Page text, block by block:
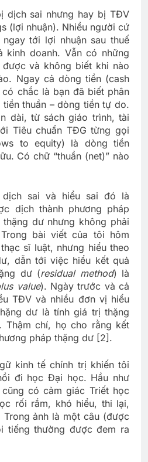
dịch sai nhưng hay bị TĐV
(lợi nhuận). Nhiều người cứ
tới lợi nhuận sau thuế
kinh doanh. Vẫn có những
và không biết khi nào
Ngay cả dòng tiền (cash
chắc là bạn đã biết phân
thuần – dòng tiền tự do.
dài, từ sách giáo trình, tài
Tiêu chuẩn TĐG từng gọi
to equity) là dòng tiền
Có chữ “thuần (net)” nào
sai và hiểu sai đó là
dịch thành phương pháp
dư nhưng không phải
bài viết của tôi hôm
sĩ luật, nhưng hiểu theo
dẫn tới việc hiểu kết quả
dư (residual method) là
value). Ngày trước và cả
TĐV và nhiều đơn vị hiểu
dư là tính giá trị thặng
chí, họ cho rằng kết
pháp thặng dư [2].
kinh tế chính trị khiến tôi
đi học Đại học. Hầu như
có cảm giác Triết học
rối rắm, khó hiểu, thi lại,
ảnh là một câu (được
tiếng thường được đem ra